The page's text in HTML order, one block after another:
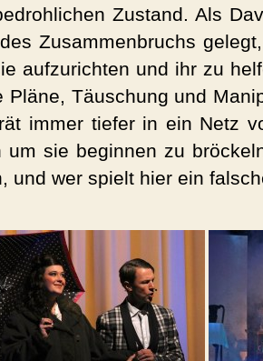
Zustand. Als
Zusammenbruchs
aufzurichten und ihr zu
Täuschung und
immer tiefer in ein Netz
sie beginnen zu
und wer spielt hier ein